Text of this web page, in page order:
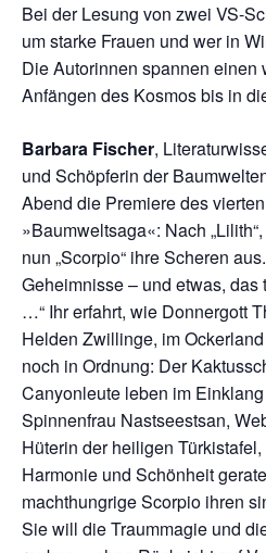
Bei der Lesung von zwei VS-
um starke Frauen und wer in
Die Autorinnen spannen einen
Anfängen des Kosmos bis in
Barbara Fischer,
und Schöpferin der
Abend die Premiere des
»Baumweltsaga«: Nach „Lilith“,
nun „Scorpio“ ihre Scheren
Geheimnisse – und etwas, das
…“ Ihr erfahrt, wie Donnergott
Helden Zwillinge, im
noch in Ordnung: Der
Canyonleute leben im
Spinnenfrau Nastseestsan,
Hüterin der heiligen
Harmonie und Schönheit
machthungrige Scorpio ihren
Sie will die Traummagie und